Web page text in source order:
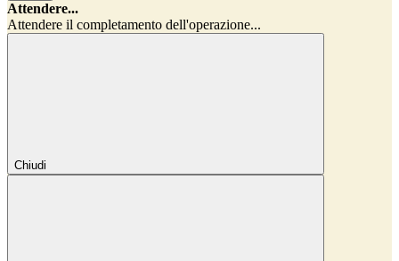
Attendere...
Attendere il completamento dell'operazione...
Chiudi